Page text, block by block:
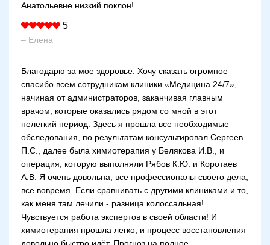
Анатольевне низкий поклон!
5
– Елена
Благодарю за мое здоровье. Хочу сказать огромное
спасибо всем сотрудникам клиники «Медицина 24/7»,
начиная от администраторов, заканчивая главным
врачом, которые оказались рядом со мной в этот
нелегкий период. Здесь я прошла все необходимые
обследования, по результатам консультировал Сергеев
П.С., далее была химиотерапия у Белякова И.В., и
операция, которую выполняли Рябов К.Ю. и Коротаев
А.В. Я очень довольна, все профессионалы своего дела,
все вовремя. Если сравнивать с другими клиниками и то,
как меня там лечили - разница колоссальная!
Чувствуется работа экспертов в своей области! И
химиотерапия прошла легко, и процесс восстановления